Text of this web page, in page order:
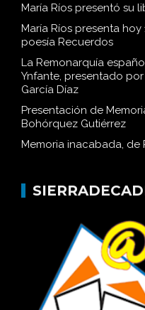
María Ríos presentó su
María Ríos presenta
poesía Recuerdos
La Remonarquía
Ynfante, presentado
García Díaz
Presentación de
Bohórquez Gutiérrez
Memoria inacabada, de